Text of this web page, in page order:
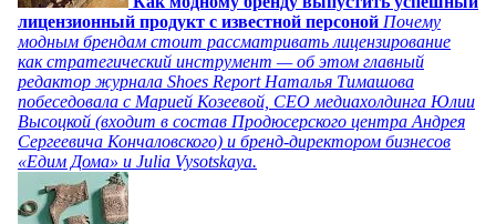
лицензионный продукт с известной персоной Почему
модным брендам стоит рассматривать лицензирование
как стратегический инструмент — об этом главный
редактор журнала Shoes Report Наталья Тимашова
побеседовала с Марией Козеевой, СЕО медиахолдинга Юлии
Высоцкой (входит в состав Продюсерского центра Андрея
Сергеевича Кончаловского) и бренд-директором бизнесов
«Едим Дома» и Julia Vysotskaya.